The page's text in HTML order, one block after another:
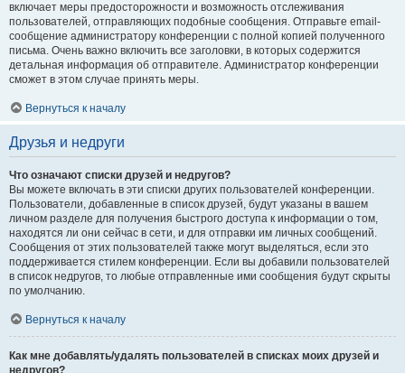
включает меры предосторожности и возможность отслеживания
пользователей, отправляющих подобные сообщения. Отправьте email-
сообщение администратору конференции с полной копией полученного
письма. Очень важно включить все заголовки, в которых содержится
детальная информация об отправителе. Администратор конференции
сможет в этом случае принять меры.
Вернуться к началу
Друзья и недруги
Что означают списки друзей и недругов?
Вы можете включать в эти списки других пользователей конференции.
Пользователи, добавленные в список друзей, будут указаны в вашем
личном разделе для получения быстрого доступа к информации о том,
находятся ли они сейчас в сети, и для отправки им личных сообщений.
Сообщения от этих пользователей также могут выделяться, если это
поддерживается стилем конференции. Если вы добавили пользователей
в список недругов, то любые отправленные ими сообщения будут скрыты
по умолчанию.
Вернуться к началу
Как мне добавлять/удалять пользователей в списках моих друзей и
недругов?